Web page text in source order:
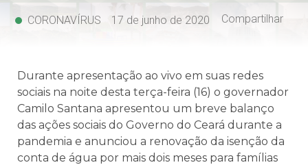
CORONAVÍRUS 17 de junho de 2020 Compartilhar
Durante apresentação ao vivo em suas redes
sociais na noite desta terça-feira (16) o governador
Camilo Santana apresentou um breve balanço
das ações sociais do Governo do Ceará durante a
pandemia e anunciou a renovação da isenção da
conta de água por mais dois meses para famílias